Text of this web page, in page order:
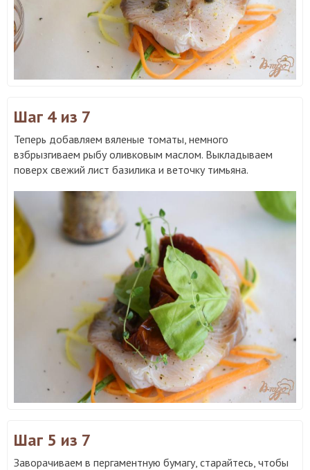
Шаг 4 из 7
Теперь добавляем вяленые томаты, немного
взбрызгиваем рыбу оливковым маслом. Выкладываем
поверх свежий лист базилика и веточку тимьяна.
Шаг 5 из 7
Заворачиваем в пергаментную бумагу, старайтесь, чтобы